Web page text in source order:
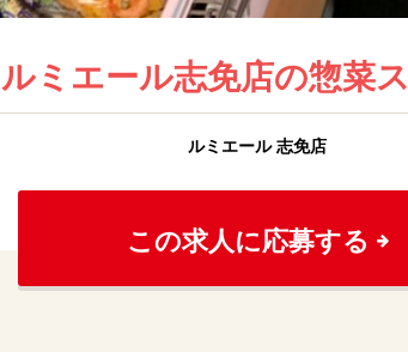
ルミエール志免店の惣菜
ルミエール 志免店
この求人に応募する